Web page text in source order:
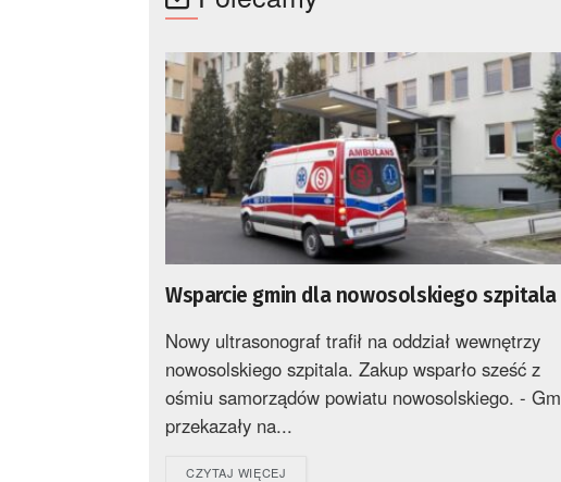
Wsparcie gmin dla nowosolskiego szpitala
Nowy ultrasonograf trafił na oddział wewnętrzy
nowosolskiego szpitala. Zakup wsparło sześć z
ośmiu samorządów powiatu nowosolskiego. -
przekazały na...
CZYTAJ WIĘCEJ